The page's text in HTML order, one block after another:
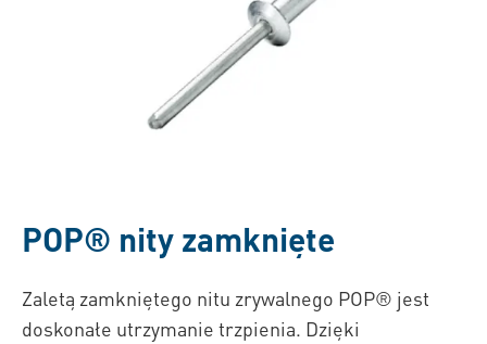
POP® nity zamknięte
Zaletą zamkniętego nitu zrywalnego POP® jest
doskonałe utrzymanie trzpienia. Dzięki